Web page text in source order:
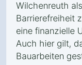
Wilchenreuth
Barrierefreiheit
eine finanzielle
Auch hier gilt,
Bauarbeiten